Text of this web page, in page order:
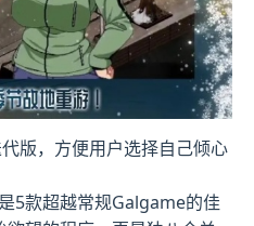
版，方便用户选择自己倾心
5款​​超越常规Galgame的佳